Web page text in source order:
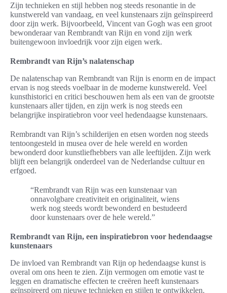
Zijn technieken en stijl hebben nog steeds resonantie in de
kunstwereld van vandaag, en veel kunstenaars zijn geïnspireerd
door zijn werk. Bijvoorbeeld, Vincent van Gogh was een groot
bewonderaar van Rembrandt van Rijn en vond zijn werk
buitengewoon invloedrijk voor zijn eigen werk.
Rembrandt van Rijn’s nalatenschap
De nalatenschap van Rembrandt van Rijn is enorm en de impact
ervan is nog steeds voelbaar in de moderne kunstwereld. Veel
kunsthistorici en critici beschouwen hem als een van de grootste
kunstenaars aller tijden, en zijn werk is nog steeds een
belangrijke inspiratiebron voor veel hedendaagse kunstenaars.
Rembrandt van Rijn’s schilderijen en etsen worden nog steeds
tentoongesteld in musea over de hele wereld en worden
bewonderd door kunstliefhebbers van alle leeftijden. Zijn werk
blijft een belangrijk onderdeel van de Nederlandse cultuur en
erfgoed.
“Rembrandt van Rijn was een kunstenaar van
onnavolgbare creativiteit en originaliteit, wiens
werk nog steeds wordt bewonderd en bestudeerd
door kunstenaars over de hele wereld.”
Rembrandt van Rijn, een inspiratiebron voor hedendaagse
kunstenaars
De invloed van Rembrandt van Rijn op hedendaagse kunst is
overal om ons heen te zien. Zijn vermogen om emotie vast te
leggen en dramatische effecten te creëren heeft kunstenaars
geïnspireerd om nieuwe technieken en stijlen te ontwikkelen.